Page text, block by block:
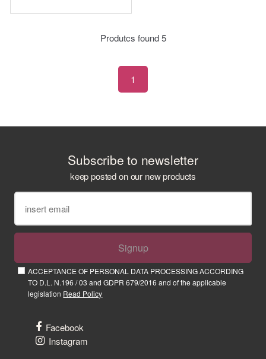
Produtcs found5
1
Subscribe to newsletter
keep posted on our new products
Signup
ACCEPTANCE OF PERSONAL DATA PROCESSING ACCORDING
TO D.L. N.196 / 03 and GDPR 679/2016 and of the applicable
legislation Read Policy
Facebook
Instagram